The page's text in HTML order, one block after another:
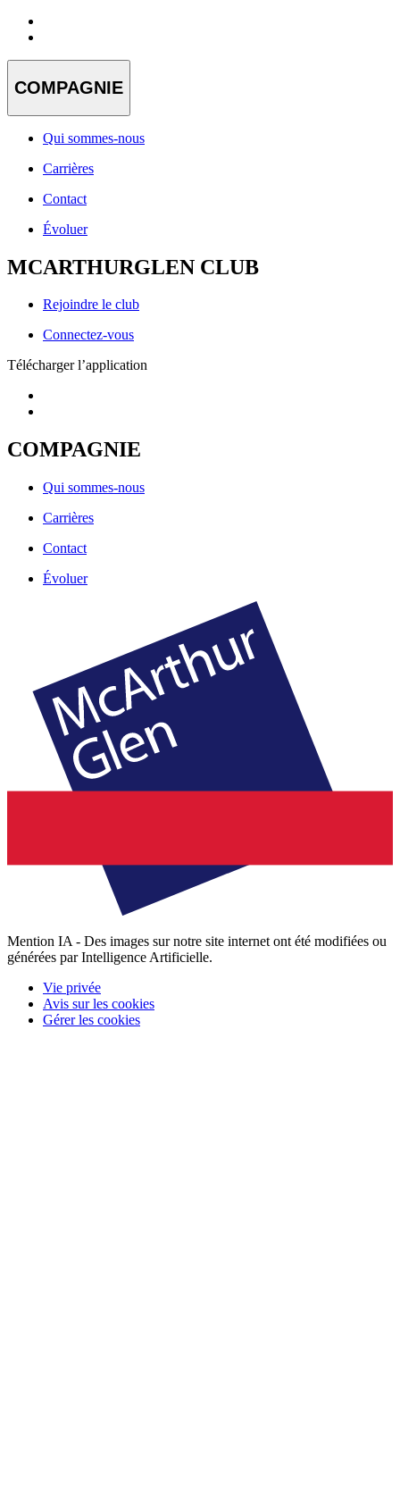
COMPAGNIE
Qui sommes-nous
Carrières
Contact
Évoluer
MCARTHURGLEN CLUB
Rejoindre le club
Connectez-vous
Télécharger l’application
COMPAGNIE
Qui sommes-nous
Carrières
Contact
Évoluer
Mention IA - Des images sur notre site internet ont été modifiées ou
générées par Intelligence Artificielle.
Vie privée
Avis sur les cookies
Gérer les cookies